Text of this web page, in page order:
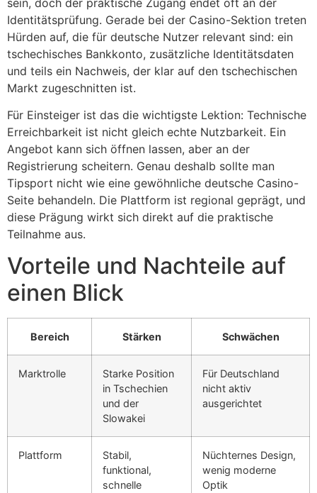
Identitätsprüfung. Gerade bei der Casino-Sektion treten
Hürden auf, die für deutsche Nutzer relevant sind: ein
tschechisches Bankkonto, zusätzliche Identitätsdaten
und teils ein Nachweis, der klar auf den tschechischen
Markt zugeschnitten ist.
Für Einsteiger ist das die wichtigste Lektion: Technische
Erreichbarkeit ist nicht gleich echte Nutzbarkeit. Ein
Angebot kann sich öffnen lassen, aber an der
Registrierung scheitern. Genau deshalb sollte man
Tipsport nicht wie eine gewöhnliche deutsche Casino-
Seite behandeln. Die Plattform ist regional geprägt, und
diese Prägung wirkt sich direkt auf die praktische
Teilnahme aus.
Vorteile und Nachteile auf
einen Blick
Bereich Stärken Schwächen
Marktrolle
Starke Position
in Tschechien
und der
Slowakei
Für Deutschland
nicht aktiv
ausgerichtet
Plattform
Stabil,
funktional,
schnelle
Nüchternes Design,
wenig moderne
Optik